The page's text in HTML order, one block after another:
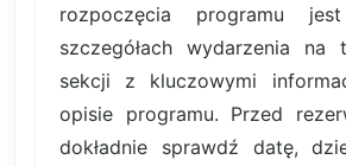
rozpoczęcia programu
szczegółach wydarzenia
sekcji z kluczowymi
opisie programu. Przed
dokładnie sprawdź datę,